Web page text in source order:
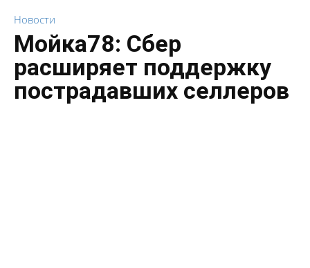
Новости
Мойка78: Сбер
расширяет поддержку
пострадавших селлеров